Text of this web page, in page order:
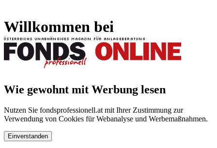
Willkommen bei
Wie gewohnt mit Werbung lesen
Nutzen Sie fondsprofessionell.at mit Ihrer Zustimmung zur
Verwendung von Cookies für Webanalyse und Werbemaßnahmen.
Einverstanden